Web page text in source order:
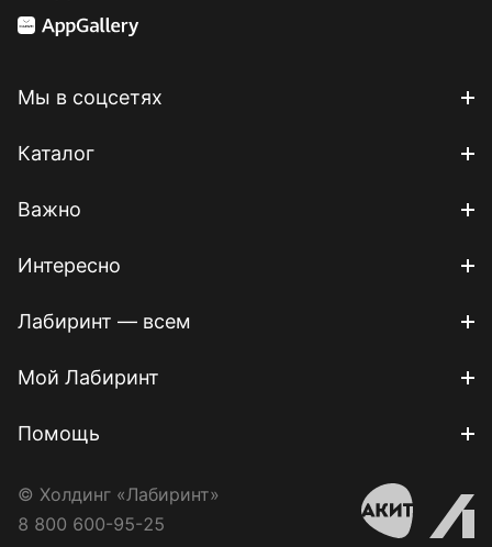
Мы в соцсетях
Каталог
Важно
Интересно
Лабиринт — всем
Мой Лабиринт
Помощь
© Холдинг «Лабиринт»
8 800 600-95-25